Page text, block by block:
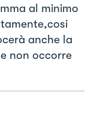
al minimo
anche la
non occorre